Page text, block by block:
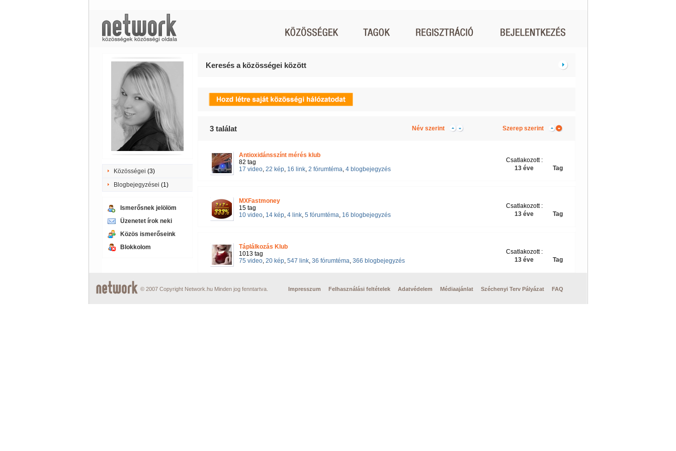
Közösségei (3)
Blogbejegyzései (1)
Ismerősnek jelölöm
Üzenetet írok neki
Közös ismerőseink
Blokkolom
Keresés a közösségei között
3találat Név szerint Szerep szerint
Antioxidánsszínt mérés klub
82 tag
17 video, 22 kép, 16 link, 2 fórumtéma, 4 blogbejegyzés Tag
Csatlakozott :
13 éve
MXFastmoney
15 tag
10 video, 14 kép, 4 link, 5 fórumtéma, 16 blogbejegyzés Tag
Csatlakozott :
13 éve
Táplálkozás Klub
1013 tag
75 video, 20 kép, 547 link, 36 fórumtéma, 366 blogbejegyzés Tag
Csatlakozott :
13 éve
© 2007 Copyright Network.hu Minden jog fenntartva. Impresszum Felhasználási feltételek Adatvédelem Médiaajánlat Széchenyi Terv Pályázat FAQ